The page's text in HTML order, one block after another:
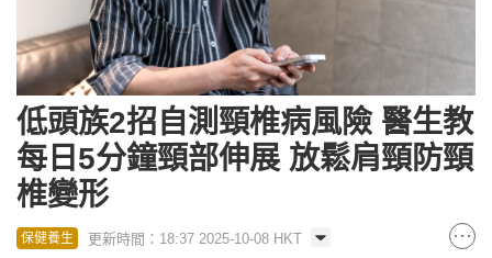
低頭族2招自測頸椎病風險 醫生教
每日5分鐘頸部伸展 放鬆肩頸防頸
椎變形
保健養生 更新時間：18:37 2025-10-08 HKT